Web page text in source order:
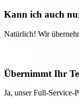
Kann ich auch
Natürlich! Wir
Übernimmt Ihr
Ja, unser Full-Service-